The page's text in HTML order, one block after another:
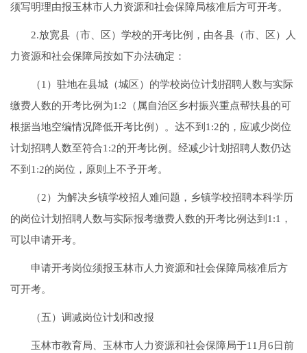
须写明理由报玉林市人力资源和社会保障局核准后方可开考。
2.放宽县（市、区）学校的开考比例，由各县（市、区）人
力资源和社会保障局按如下办法确定：
（1）驻地在县城（城区）的学校岗位计划招聘人数与实际
缴费人数的开考比例为1:2（属自治区乡村振兴重点帮扶县的可
根据当地空编情况降低开考比例）。达不到1:2的，应减少岗位
计划招聘人数至符合1:2的开考比例。经减少计划招聘人数仍达
不到1:2的岗位，原则上不予开考。
（2）为解决乡镇学校招人难问题，乡镇学校招聘本科学历
的岗位计划招聘人数与实际报考缴费人数的开考比例达到1:1，
可以申请开考。
申请开考岗位须报玉林市人力资源和社会保障局核准后方
可开考。
（五）调减岗位计划和改报
玉林市教育局、玉林市人力资源和社会保障局于11月6日前